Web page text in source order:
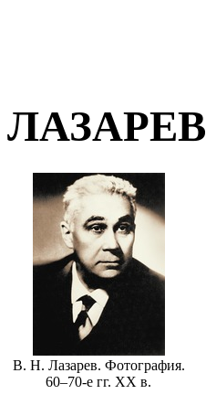
ЛАЗАРЕВ
В. Н. Лазарев. Фотография.
60–70-е гг. XX в.